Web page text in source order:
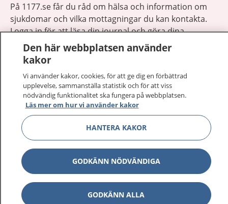
På 1177.se får du råd om hälsa och information om
sjukdomar och vilka mottagningar du kan kontakta.
Logga in för att läsa din journal och göra dina
vårdärenden. Ring telefonnummer 1177 för
sjukvårdsrådgivning dygnet runt.
1177 på flera språk Visa
Om 1177 Visa
Kontakt Visa
Den här webbplatsen använder
kakor
Vi använder kakor, cookies, för att ge dig en förbättrad
upplevelse, sammanställa statistik och för att viss
nödvändig funktionalitet ska fungera på webbplatsen.
Läs mer om hur vi använder kakor
HANTERA KAKOR
GODKÄNN NÖDVÄNDIGA
GODKÄNN ALLA